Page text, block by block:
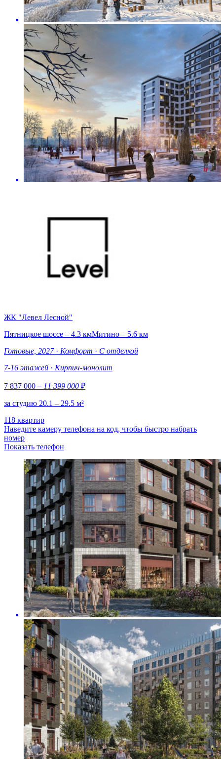
ЖК "Левел Лесной"
Пятницкое шоссе – 4.3 кмМитино – 5.6 км
Готовые, 2027 · Комфорт · С отделкой
7-16 этажей · Кирпич-монолит
7 837 000 – 11 399 000 ₽
за студию 20.1 – 29.5 м²
118 квартир
Наведите камеру телефона на код, чтобы быстро набрать
номер
Показать телефон